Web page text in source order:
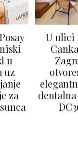
u
uz
za
U ulici